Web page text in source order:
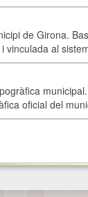
de Girona.
vinculada al
oficial del